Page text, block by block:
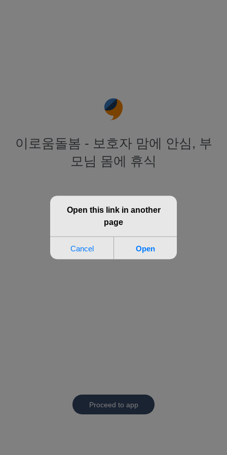
이로움돌봄 - 보호자 맘에 안심, 부
모님 몸에 휴식
Proceed to app